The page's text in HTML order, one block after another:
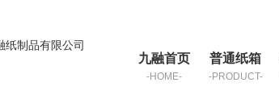
九融首页
-HOME-
普通纸箱
-PRODUCT-